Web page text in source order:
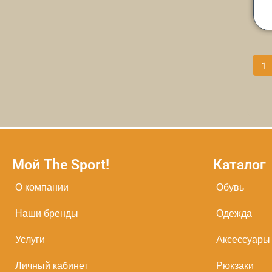
1
Мой The Sport!
О компании
Наши бренды
Услуги
Личный кабинет
Каталог
Обувь
Одежда
Аксессуары
Рюкзаки